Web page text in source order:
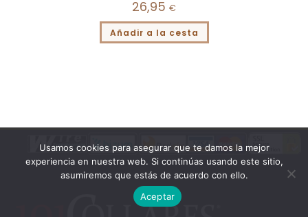
26,95 €
Añadir a la cesta
Usamos cookies para asegurar que te damos la mejor
experiencia en nuestra web. Si continúas usando este sitio,
asumiremos que estás de acuerdo con ello.
Aceptar